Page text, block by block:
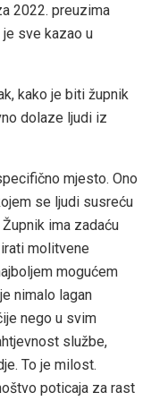
2022. preuzima
sve kazao u
kako je biti župnik
dolaze ljudi iz
mjesto. Ono
se ljudi susreću
ima zadaću
molitvene
mogućem
nimalo lagan
nego u svim
službe,
To je milost.
poticaja za rast